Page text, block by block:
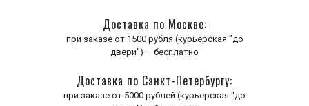
Доставка по Москве:
при заказе от 1500 рубля (курьерская "до
двери") – бесплатно
Доставка по Санкт-Петербургу:
при заказе от 5000 рублей (курьерская "до